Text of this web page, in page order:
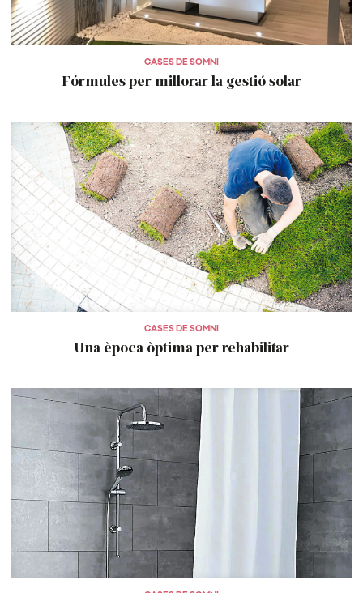
CASES DE SOMNI
Fórmules per millorar la gestió solar
CASES DE SOMNI
Una època òptima per rehabilitar